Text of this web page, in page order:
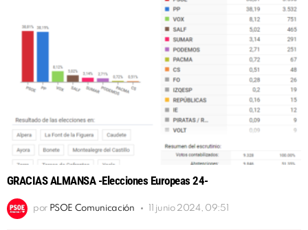
GRACIAS ALMANSA -Elecciones Europeas 24-
por PSOE Comunicación 11 junio 2024, 09:51